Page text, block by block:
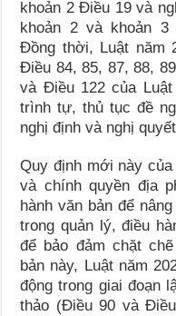
khoản 2 Điều 19 và
khoản 2 và khoản
Đồng thời, Luật năm
Điều 84, 85, 87, 88,
và Điều 122 của
trình tự, thủ tục đề
nghị định và nghị
Quy định mới này
và chính quyền địa
hành văn bản để
trong quản lý, điều
để bảo đảm chặt
bản này, Luật năm
động trong giai đoạn
thảo (Điều 90 và